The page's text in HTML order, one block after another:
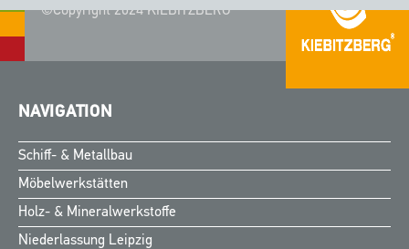
©Copyright 2024 KIEBITZBERG®
NAVIGATION
Schiff- & Metallbau
Möbelwerkstätten
Holz- & Mineralwerkstoffe
Niederlassung Leipzig